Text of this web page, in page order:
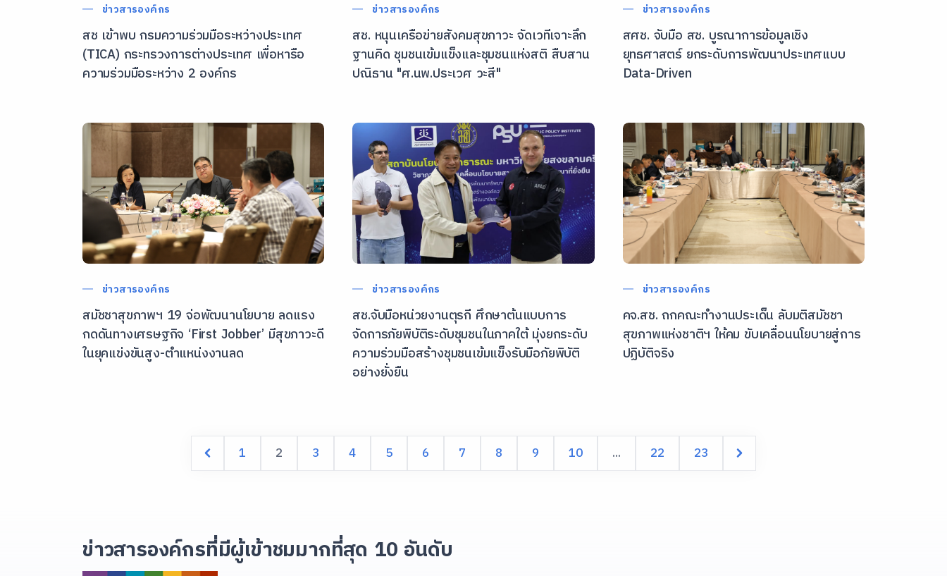
ข่าวสารองค์กร
สช เข้าพบ กรมความร่วมมือระหว่างประเทศ
(TICA) กระทรวงการต่างประเทศ เพื่อหารือ
ความร่วมมือระหว่าง 2 องค์กร
ข่าวสารองค์กร
สช. หนุนเครือข่ายสังคมสุขภาวะ จัดเวทีเจาะลึก
ฐานคิด ชุมชนเข้มแข็งและชุมชนแห่งสติ สืบสาน
ปณิธาน "ศ.นพ.ประเวศ วะสี"
ข่าวสารองค์กร
สศช. จับมือ สช. บูรณาการข้อมูลเชิง
ยุทธศาสตร์ ยกระดับการพัฒนาประเทศแบบ
Data-Driven
ข่าวสารองค์กร
สมัชชาสุขภาพฯ 19 จ่อพัฒนานโยบาย ลดแรง
กดดันทางเศรษฐกิจ ‘First Jobber’ มีสุขภาวะดี
ในยุคแข่งขันสูง-ตำแหน่งงานลด
ข่าวสารองค์กร
สช.จับมือหน่วยงานตุรกี ศึกษาต้นแบบการ
จัดการภัยพิบัติระดับชุมชนในภาคใต้ มุ่งยกระดับ
ความร่วมมือสร้างชุมชนเข้มแข็งรับมือภัยพิบัติ
อย่างยั่งยืน
ข่าวสารองค์กร
คจ.สช. ถกคณะทำงานประเด็น ลับมติสมัชชา
สุขภาพแห่งชาติฯ ให้คม ขับเคลื่อนนโยบายสู่การ
ปฏิบัติจริง
1 2 3 4 5 6 7 8 9 10 ... 22 23
ข่าวสารองค์กรที่มีผู้เข้าชมมากที่สุด 10 อันดับ